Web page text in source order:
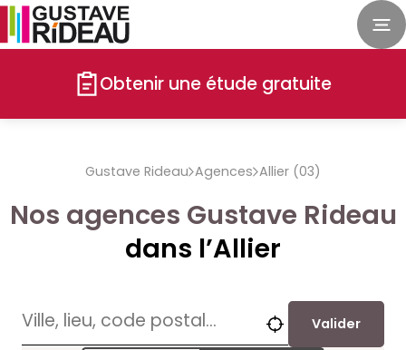
Obtenir une étude gratuite
Gustave Rideau Agences Allier (03)
Nos agences Gustave Rideau
dans l’Allier
Valider